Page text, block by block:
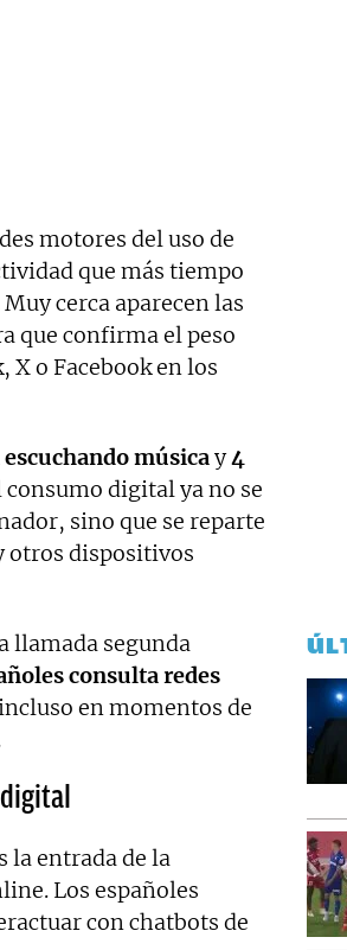
motores del uso de
que más tiempo
Muy cerca aparecen las
que confirma el peso
X o Facebook en los
músicay4
consumo digital ya no se
sino que se reparte
otros dispositivos
llamada segunda
consulta redes
en momentos de
la entrada de la
Los españoles
con chatbots de